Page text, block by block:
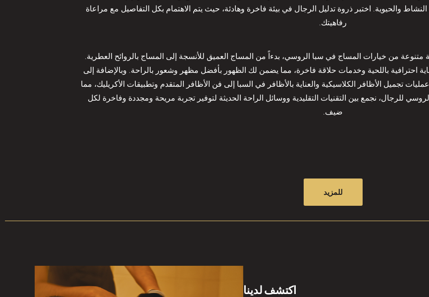
والحيوية. اختبر ذروة تدليل الرجال في بيئة فاخرة وهادئة، حيث يتم الاهتمام بكل التفاصيل مع مراعاة
رفاهيتك.
من خيارات المساج في سبا الروسي، بدءاً من المساج العميق للأنسجة إلى المساج بالروائح العطرية.
احترافية باللحية وخدمات حلاقة فاخرة، مما يضمن لك الظهور بأفضل مظهر وشعور بالراحة. وبالإضافة إلى
تجميل الأظافر الكلاسيكية والعناية بالأظافر في السبا إلى فن الأظافر المتقدم وتطبيقات الأكريليك، مما
للرجال، نجمع بين التقنيات التقليدية ووسائل الراحة الحديثة لتوفير تجربة مريحة ومجددة وفاخرة لكل
ضيف.
للمزيد
اكتشف لدينا